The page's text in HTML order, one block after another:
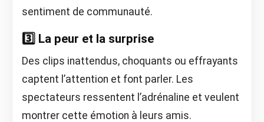
sentiment de communauté.
3️⃣ La peur et la surprise
Des clips inattendus, choquants ou effrayants
captent l’attention et font parler. Les
spectateurs ressentent l’adrénaline et veulent
montrer cette émotion à leurs amis.